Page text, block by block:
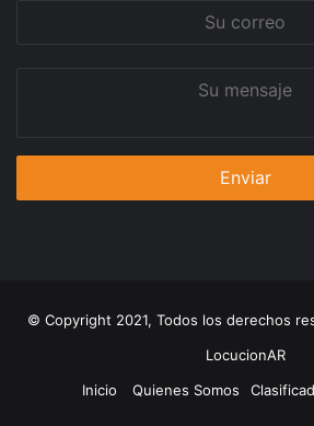
© Copyright 2021, Todos los derechos
LocucionAR
Inicio
Quienes Somos